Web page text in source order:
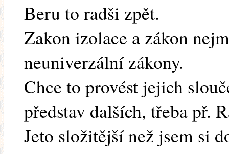
Beru to radši zpět.
Zakon izolace a zákon
neuniverzální zákony.
Chce to provést jejich
představ dalších, třeba př.
Jeto složitější než jsem si